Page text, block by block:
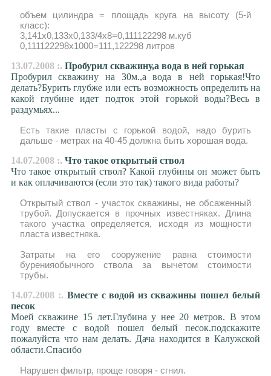
объем цилиндра = площадь круга на высоту (5-й
класс):
3,141x0,133х0,133/4х8=0,111122298 м.куб
0,111122298x1000=111,122298 литров
13.07.2008 :. Пробурил скважину,а вода в ней горькая
Пробурил скважину на 30м.,а вода в ней горькая!Что
делать?Бурить глубже или есть возможность определить на
какой глубине идет подток этой горькой воды?Весь в
раздумьях...
Есть такие пласты с горькой водой, надо бурить
дальше - метрах на 40-45 должна быть хорошая вода.
14.07.2008 :. Что такое открытый ствол
Что такое открытый ствол? Какой глубины он может быть
и как оплачиваются (если это так) такого вида работы?
Открытый ствол - участок скважины, не обсаженный
трубой. Допускается в прочных известняках. Длина
такого участка определяется, исходя из мощности
пласта известняка.
Затраты на его сооружение равна стоимости
буренияобычного ствола за вычетом стоимости
трубы.
14.07.2008 :. Вместе с водой из скважины пошел белый
песок
Моей скважине 15 лет.Глубина у нее 20 метров. В этом
году вместе с водой пошел белый песок.подскажите
пожалуйста что нам делать. Дача находится в Калужской
области.Спасибо
Нарушен фильтр, проще говоря - сгнил.